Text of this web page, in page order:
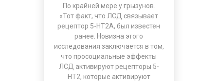
По крайней мере у грызунов.
«Тот факт, что ЛСД связывает
рецептор 5-HT2A, был известен
ранее. Новизна этого
исследования заключается в том,
что просоциальные эффекты
ЛСД активируют рецепторы 5-
HT2, которые активируют